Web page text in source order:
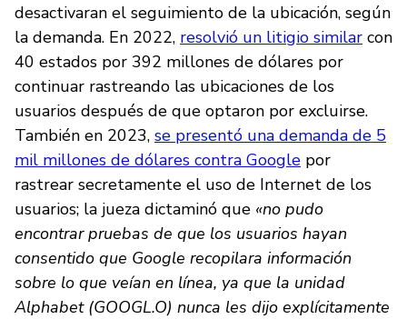
desactivaran el seguimiento de la ubicación, según
la demanda. En 2022, resolvió un litigio similar con
40 estados por 392 millones de dólares por
continuar rastreando las ubicaciones de los
usuarios después de que optaron por excluirse.
También en 2023, se presentó una demanda de 5
mil millones de dólares contra Google por
rastrear secretamente el uso de Internet de los
usuarios; la jueza dictaminó que «no pudo
encontrar pruebas de que los usuarios hayan
consentido que Google recopilara información
sobre lo que veían en línea, ya que la unidad
Alphabet (GOOGL.O) nunca les dijo explícitamente